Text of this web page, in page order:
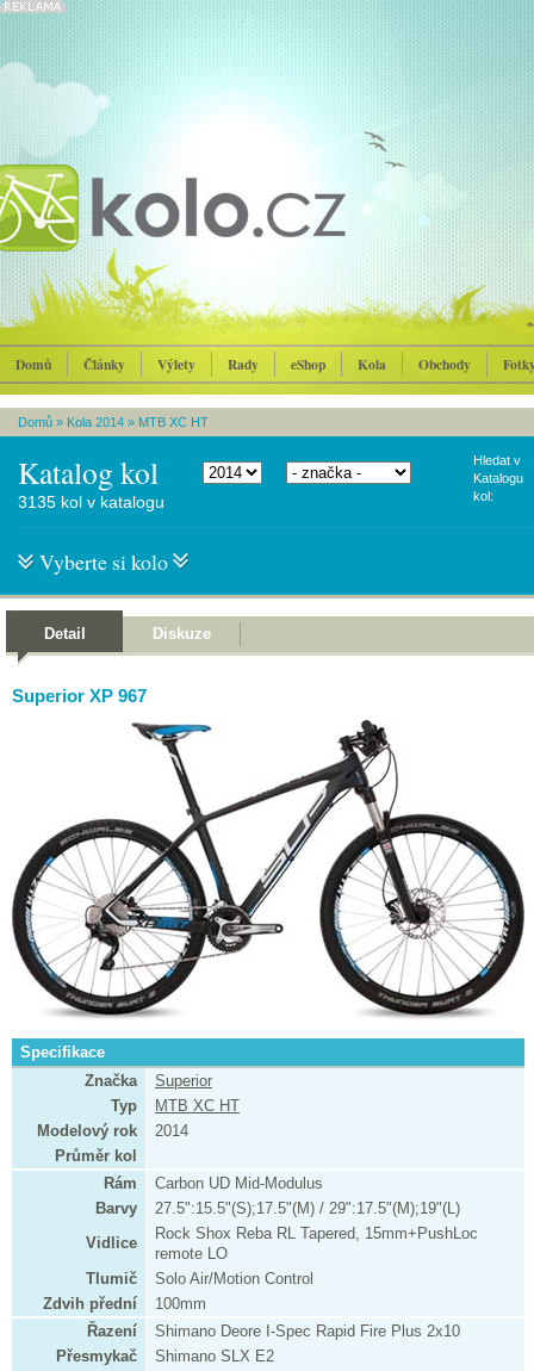
Domů Články Výlety Rady eShop Kola Obchody
Domů » Kola 2014 » MTB XC HT
Katalog kol
Hledat v
Katalogu
kol:
3135 kol v katalogu
Vyberte si kolo
Detail Diskuze
Superior XP 967
Specifikace
Značka
Superior
Typ
MTB XC HT
Modelový rok
2014
Průměr kol
Rám
Carbon UD Mid-Modulus
Barvy
27.5":15.5"(S);17.5"(M) / 29":17.5"(M);19"(L)
Vidlice
Rock Shox Reba RL Tapered, 15mm+PushLoc
remote LO
Tlumič
Solo Air/Motion Control
Zdvih přední
100mm
Řazení
Shimano Deore I-Spec Rapid Fire Plus 2x10
Přesmykač
Shimano SLX E2